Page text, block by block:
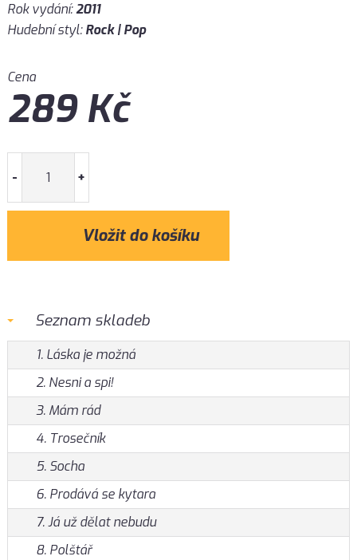
Rok vydání:2011
Hudební styl:Rock | Pop
Cena
289Kč
- +
Seznam skladeb
1. Láska je možná
2. Nesni a spi!
3. Mám rád
4. Trosečník
5. Socha
6. Prodává se kytara
7. Já už dělat nebudu
8. Polštář